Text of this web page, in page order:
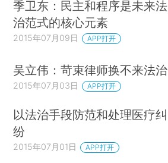
季卫东：民主和程序是未来法
治范式的核心元素
2015年07月09日 APP打开
吴立伟：苛束律师换不来法治
2015年07月03日 APP打开
以法治手段防范和处理医疗纠
纷
2015年07月01日 APP打开